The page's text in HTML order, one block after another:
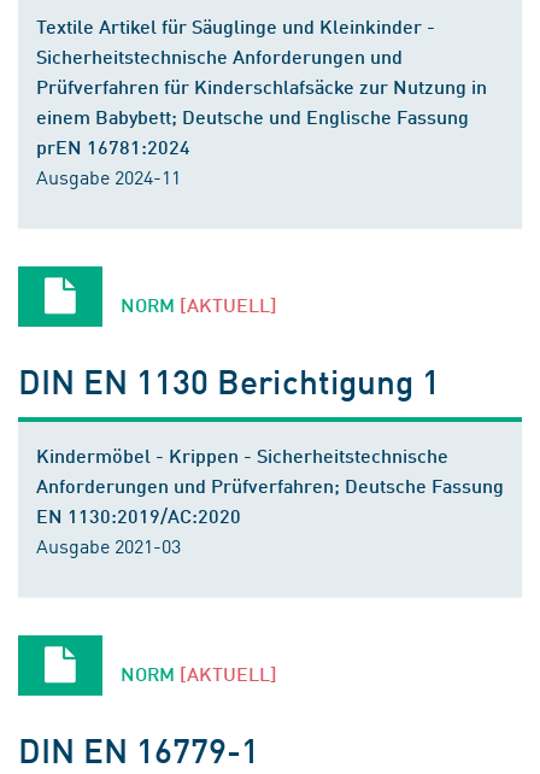
Textile Artikel für Säuglinge und Kleinkinder -
Sicherheitstechnische Anforderungen und
Prüfverfahren für Kinderschlafsäcke zur Nutzung in
einem Babybett; Deutsche und Englische Fassung
prEN 16781:2024
Ausgabe 2024-11
NORM [AKTUELL]
DIN EN 1130 Berichtigung 1
Kindermöbel - Krippen - Sicherheitstechnische
Anforderungen und Prüfverfahren; Deutsche Fassung
EN 1130:2019/AC:2020
Ausgabe 2021-03
NORM [AKTUELL]
DIN EN 16779-1